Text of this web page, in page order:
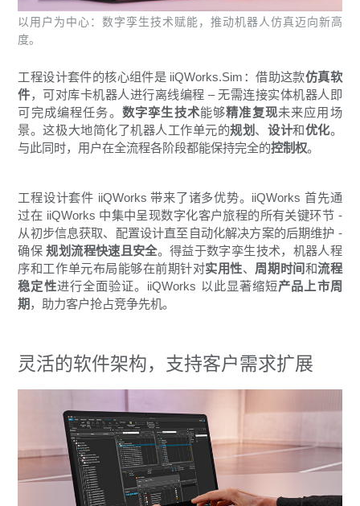
工程设计套件的核心组件是 iiQWorks.Sim：借助这款仿真软
件，可对库卡机器人进行离线编程 – 无需连接实体机器人即
可完成编程任务。 数字孪生技术能够精准复现未来应用场
景。这极大地简化了机器人工作单元的规划 、 设计和优化。
与此同时，用户在全流程各阶段都能保持完全的控制权。
以用户为中心：数字孪生技术赋能，推动机器人仿真迈向新高
度。
工程设计套件 iiQWorks 带来了诸多优势。iiQWorks 首先通
过在 iiQWorks 中集中呈现数字化客户旅程的所有关键环节 -
从初步信息获取、配置设计直至自动化解决方案的后期维护 -
确保规划流程快速且安全。得益于数字孪生技术，机器人程
序和工作单元布局能够在前期针对实用性、 周期时间和流程
稳定性进行全面验证。iiQWorks 以此显著缩短产品上市周
期 ，助力客户抢占竞争先机。
灵活的软件架构，支持客户需求扩展